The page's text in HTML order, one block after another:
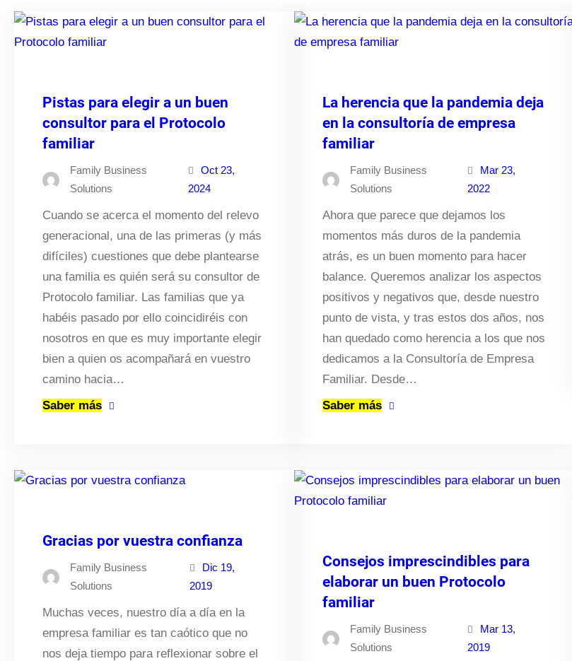
Pistas para elegir a un buen
consultor para el Protocolo
familiar
Family Business
Solutions
Oct 23,
2024
Cuando se acerca el momento del relevo
generacional, una de las primeras (y más
difíciles) cuestiones que debe plantearse
una familia es quién será su consultor de
Protocolo familiar. Las familias que ya
habéis pasado por ello coincidiréis con
nosotros en que es muy importante elegir
bien a quien os acompañará en vuestro
camino hacia…
Saber más
La herencia que la pandemia deja
en la consultoría de empresa
familiar
Family Business
Solutions
Mar 23,
2022
Ahora que parece que dejamos los
momentos más duros de la pandemia
atrás, es un buen momento para hacer
balance. Queremos analizar los aspectos
positivos y negativos que, desde nuestro
punto de vista, y tras estos dos años, nos
han quedado como herencia a los que nos
dedicamos a la Consultoría de Empresa
Familiar. Desde…
Saber más
Gracias por vuestra confianza
Family Business
Solutions
Dic 19,
2019
Muchas veces, nuestro día a día en la
empresa familiar es tan caótico que no
nos deja tiempo para reflexionar sobre el
Consejos imprescindibles para
elaborar un buen Protocolo
familiar
Family Business
Solutions
Mar 13,
2019